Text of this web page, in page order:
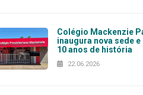
Colégio Mackenzie
inaugura nova sede e
10 anos de história
22.06.2026